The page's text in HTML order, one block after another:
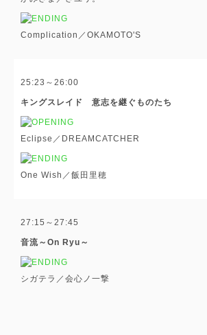
Complication／OKAMOTO'S
25:23～26:00
キングスレイド 意志を継ぐものたち
Eclipse／DREAMCATCHER
One Wish／飯田里穂
27:15～27:45
音流～On Ryu～
シガテラ／会心ノ一撃